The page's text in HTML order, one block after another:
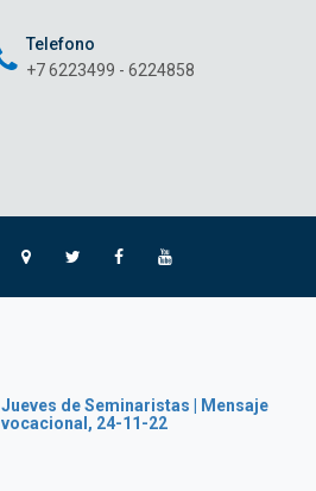
Telefono
+7 6223499 - 6224858
Jueves de Seminaristas | Mensaje
vocacional, 24-11-22